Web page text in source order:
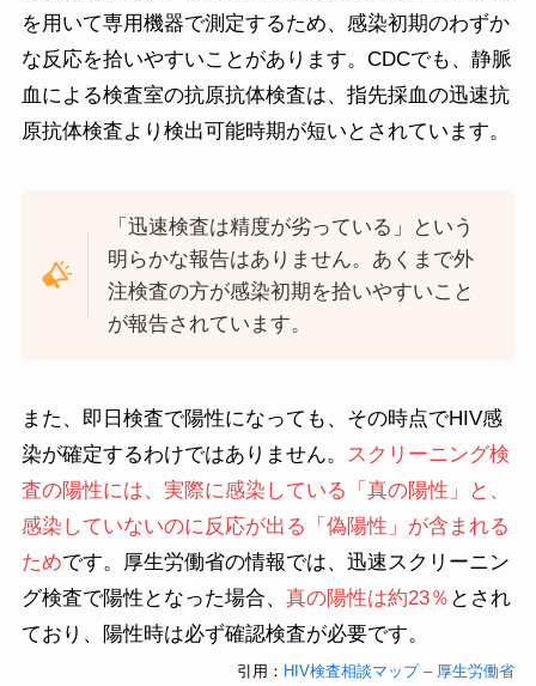
を用いて専用機器で測定するため、感染初期のわずか
な反応を拾いやすいことがあります。CDCでも、静脈
血による検査室の抗原抗体検査は、指先採血の迅速抗
原抗体検査より検出可能時期が短いとされています。
「迅速検査は精度が劣っている」という
明らかな報告はありません。あくまで外
注検査の方が感染初期を拾いやすいこと
が報告されています。
また、即日検査で陽性になっても、その時点でHIV感
染が確定するわけではありません。
スクリーニング検
査の陽性には、実際に感染している「真の陽性」と、
感染していないのに反応が出る「偽陽性」が含まれる
ためです。厚生労働省の情報では、迅速スクリーニン
グ検査で陽性となった場合、 真の陽性は約23％ とされ
ており、陽性時は必ず確認検査が必要です。
引用： HIV検査相談マップ – 厚生労働省